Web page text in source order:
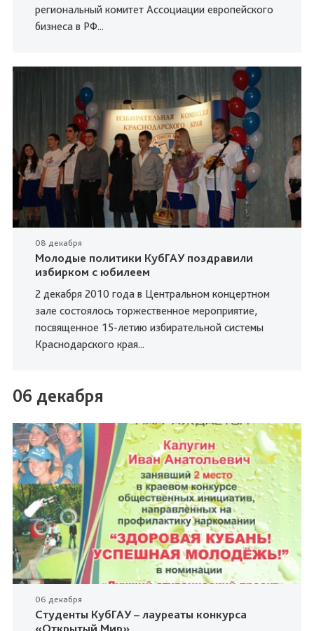
региональный комитет Ассоциации европейского
бизнеса в РФ...
08 декабря
Молодые политики КубГАУ поздравили
избирком с юбилеем
2 декабря 2010 года в Центральном концертном
зале состоялось торжественное мероприятие,
посвященное 15-летию избирательной системы
Краснодарского края...
06 декабря
06 декабря
Студенты КубГАУ – лауреаты конкурса
«Открытый Мир»